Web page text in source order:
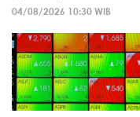
04/08/2026 10:30 WIB